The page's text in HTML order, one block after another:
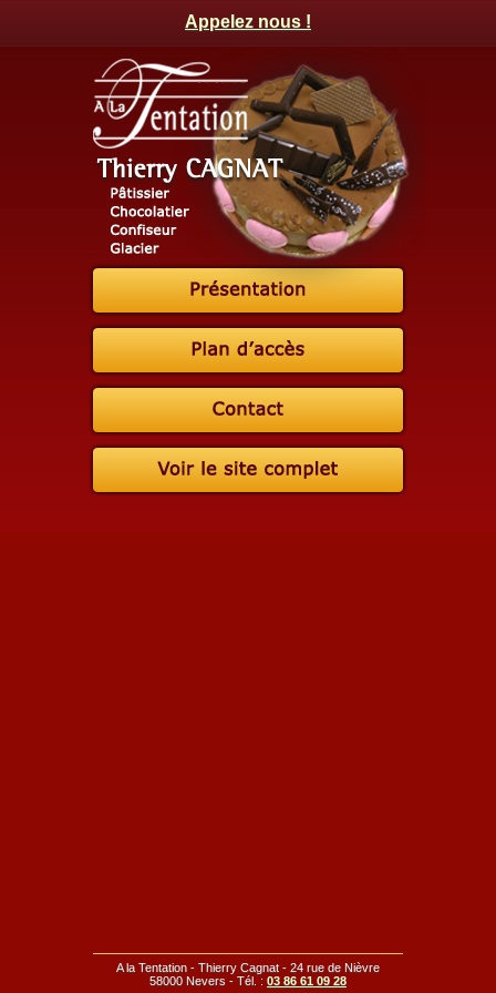
Appelez nous !
A la Tentation - Thierry Cagnat - 24 rue de Nièvre
58000 Nevers - Tél. : 03 86 61 09 28